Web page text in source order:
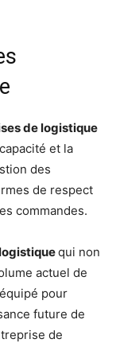
de logistique
et la
des
de respect
commandes.
qui non
actuel de
pour
future de
de